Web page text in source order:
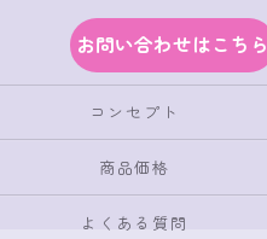
お問い合わせはこちら
コンセプト
商品価格
よくある質問